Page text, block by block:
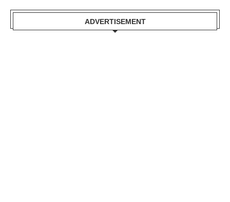
ADVERTISEMENT